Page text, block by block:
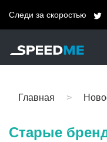
Следи за скоростью
Главная
Старые